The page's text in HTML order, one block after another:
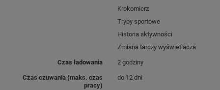
Krokomierz
Tryby sportowe
Historia aktywności
Zmiana tarczy wyświetlacza
Czas ładowania 2 godziny
Czas czuwania (maks. czas
pracy)
do 12 dni